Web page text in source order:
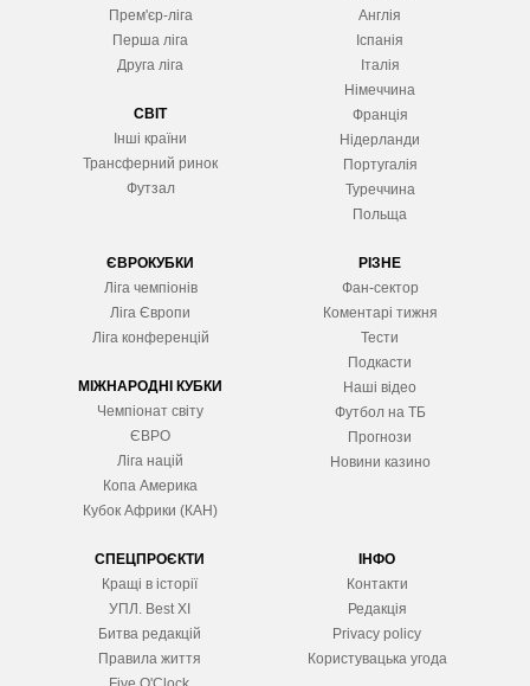
Прем'єр-ліга
Перша ліга
Друга ліга
СВІТ
Інші країни
Трансферний ринок
Футзал
Англія
Іспанія
Італія
Німеччина
Франція
Нідерланди
Португалія
Туреччина
Польща
ЄВРОКУБКИ
Ліга чемпіонів
Ліга Європи
Ліга конференцій
МІЖНАРОДНІ КУБКИ
Чемпіонат світу
ЄВРО
Ліга націй
Копа Америка
Кубок Африки (КАН)
РІЗНЕ
Фан-сектор
Коментарі тижня
Тести
Подкасти
Наші відео
Футбол на ТБ
Прогнози
Новини казино
СПЕЦПРОЄКТИ
Кращі в історії
УПЛ. Best XІ
Битва редакцій
Правила життя
ІНФО
Контакти
Редакція
Privacy policy
Користувацька угода